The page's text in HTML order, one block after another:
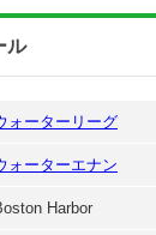
ル
ォーターリーグ
ォーターエナン
Harbor